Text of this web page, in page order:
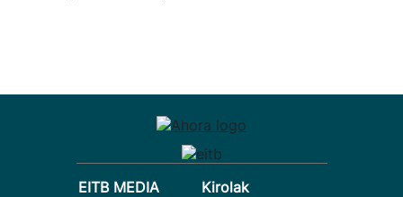
EITB MEDIA
Kirolak